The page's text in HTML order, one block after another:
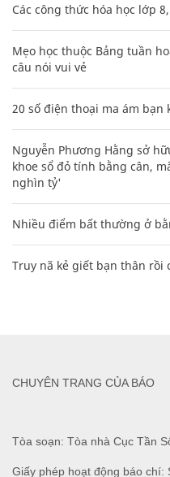
Các công thức hóa học lớp
Mẹo học thuộc Bảng tuần
câu nói vui vẻ
20 số điện thoại ma ám
Nguyễn Phương Hằng sở
khoe sổ đỏ tính bằng cân,
nghìn tỷ'
Nhiều điểm bất thường ở
Truy nã kẻ giết bạn thân rồi
Tòa soạn: Tòa nhà Cục Tần
Giấy phép hoạt động báo chí:
CHUYÊN TRANG CỦA BÁO